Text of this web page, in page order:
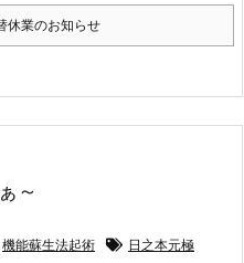
休業のお知らせ
～
機能蘇生法起術 日之本元極